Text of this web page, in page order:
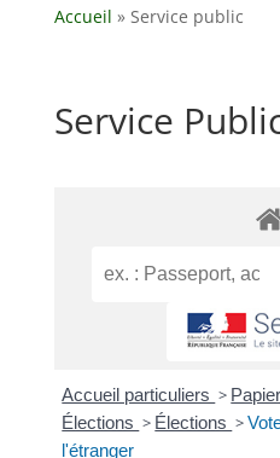
Accueil » Service public
Service
Accueil particuliers >
Élections > Élections >
l'étranger